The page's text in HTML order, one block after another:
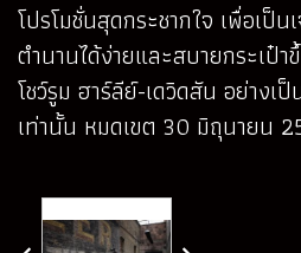
โปรโมชั่นสุดกระชากใจ เพื่อเป็น
ตำนานได้ง่ายและสบายกระเป๋า
โชว์รูม ฮาร์ลีย์-เดวิดสัน อย่างเ
เท่านั้น หมดเขต 30 มิถุนายน